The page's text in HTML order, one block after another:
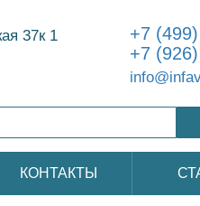
37к 1
+7
+7
КОНТАКТЫ